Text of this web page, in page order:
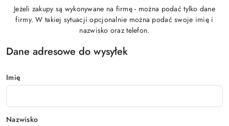
Jeżeli zakupy są wykonywane na firmę - można podać tylko dane
firmy. W takiej sytuacji opcjonalnie można podać swoje imię i
nazwisko oraz telefon.
Dane adresowe do wysyłek
Imię
Nazwisko